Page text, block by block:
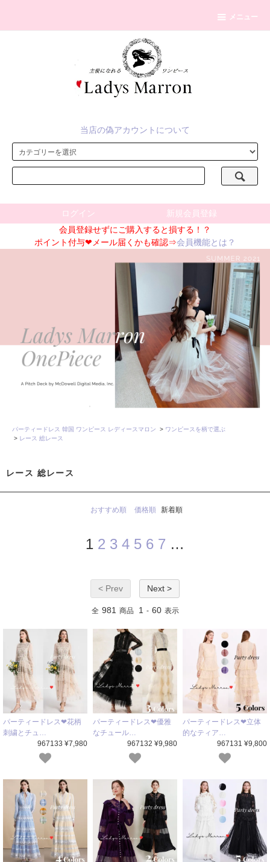
メニュー
当店の偽アカウントについて
ログイン
新規会員登録
会員登録せずにご購入すると損する！？
ポイント付与❤メール届くかも確認⇒会員機能とは？
パーティードレス 韓国 ワンピース レディースマロン > ワンピースを柄で選ぶ
> レース 総レース
レース 総レース
おすすめ順 価格順 新着順
1 2 3 4 5 6 7 …
< Prev Next >
全 981 商品 1 - 60 表示
パーティードレス❤花柄
刺繍とチュ…
967133 ¥7,980
パーティードレス❤優雅
なチュール…
967132 ¥9,980
パーティードレス❤立体
的なティア…
967131 ¥9,800